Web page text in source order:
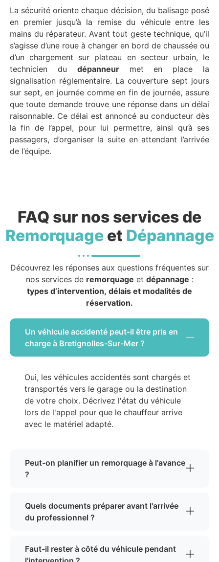
La sécurité oriente chaque décision, du balisage posé
en premier jusqu’à la remise du véhicule entre les
mains du réparateur. Avant tout geste technique, qu’il
s’agisse d’une roue à changer en bord de chaussée ou
d’un chargement sur plateau en secteur urbain, le
technicien du dépanneurmet en place la
signalisation réglementaire. La couverture sept jours
sur sept, en journée comme en fin de journée, assure
que toute demande trouve une réponse dans un délai
raisonnable. Ce délai est annoncé au conducteur dès
la fin de l’appel, pour lui permettre, ainsi qu’à ses
passagers, d’organiser la suite en attendant l’arrivée
de l’équipe.
FAQ sur nos services de
Remorquageet Dépannage
Découvrez les réponses aux questions fréquentes sur
nos services de remorquage et dépannage :
types d’intervention, délais et modalités de
réservation.
Un véhicule accidenté peut-il être pris en
charge à Bretignolles-Sur-Mer ?
Oui, les véhicules accidentés sont chargés et
transportés vers le garage ou la destination
de votre choix. Décrivez l'état du véhicule
lors de l'appel pour que le chauffeur arrive
avec le matériel adapté.
Peut-on planifier un remorquage à l'avance
?
Quels documents préparer avant l'arrivée
du professionnel ?
Faut-il rester à côté du véhicule pendant